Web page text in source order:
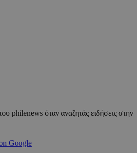
philenews όταν αναζητάς ειδήσεις στην
Google